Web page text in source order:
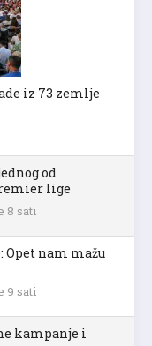
iz 73 zemlje
od
lige
8 sati
Opet nam mažu
9 sati
kampanje i